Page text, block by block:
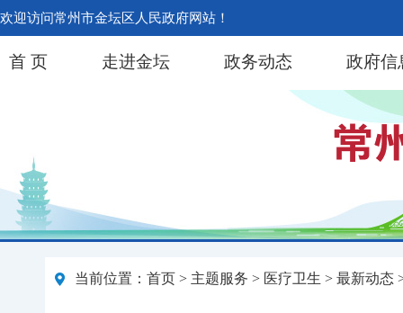
欢迎访问常州市金坛区人民政府网站！
首 页 走进金坛 政务动态 政府信
当前位置： 首页 > 主题服务 > 医疗卫生 > 最新动态